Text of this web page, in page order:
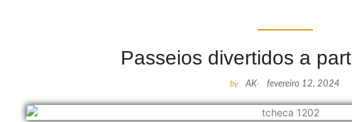
Passeios divertidos a
by AK- fevereiro 12, 2024